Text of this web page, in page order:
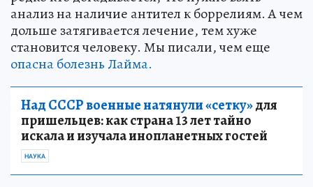
анализ на наличие антител к боррелиям. А чем
дольше затягивается лечение, тем хуже
становится человеку. Мы писали, чем еще
опасна болезнь Лайма.
Над СССР военные натянули «сетку»для
пришельцев: как страна 13 лет тайно
искала и изучала инопланетных гостей
НАУКА